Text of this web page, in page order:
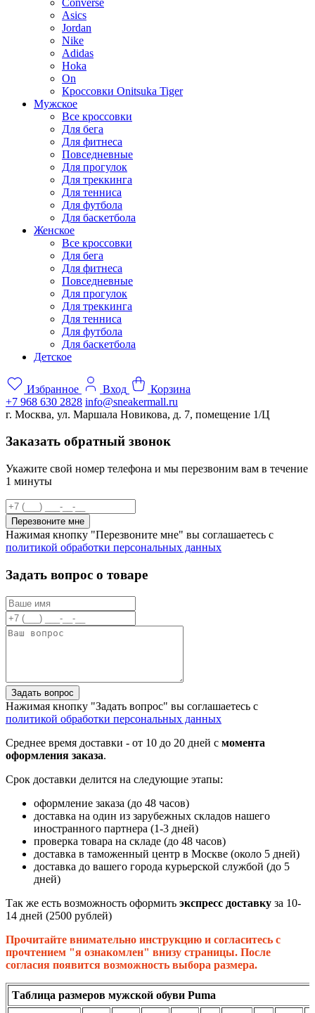
Asics
Jordan
Nike
Adidas
Hoka
On
Кроссовки Onitsuka Tiger
Мужское
Все кроссовки
Для бега
Для фитнеса
Повседневные
Для прогулок
Для треккинга
Для тенниса
Для футбола
Для баскетбола
Женское
Все кроссовки
Для бега
Для фитнеса
Повседневные
Для прогулок
Для треккинга
Для тенниса
Для футбола
Для баскетбола
Детское
Избранное Вход
Корзина
+7 968 630 2828 info@sneakermall.ru
г. Москва, ул. Маршала Новикова, д. 7, помещение 1/Ц
Заказать обратный звонок
Укажите свой номер телефона и мы перезвоним вам в течение
1 минуты
Перезвоните мне
Нажимая кнопку "Перезвоните мне" вы соглашаетесь с
политикой обработки персональных данных
Задать вопрос о товаре
Задать вопрос
Нажимая кнопку "Задать вопрос" вы соглашаетесь с
политикой обработки персональных данных
Среднее время доставки - от 10 до 20 дней с момента
оформления заказа.
Срок доставки делится на следующие этапы:
оформление заказа (до 48 часов)
доставка на один из зарубежных складов нашего
иностранного партнера (1-3 дней)
проверка товара на складе (до 48 часов)
доставка в таможенный центр в Москве (около 5 дней)
доставка до вашего города курьерской службой (до 5
дней)
Так же есть возможность оформить экспресс доставку за 10-
14 дней (2500 рублей)
Прочитайте внимательно инструкцию и согласитесь с
прочтением "я ознакомлен" внизу страницы. После
согласия появится возможность выбора размера.
Таблица размеров мужской обуви Puma